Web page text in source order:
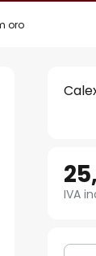
oro
IVA